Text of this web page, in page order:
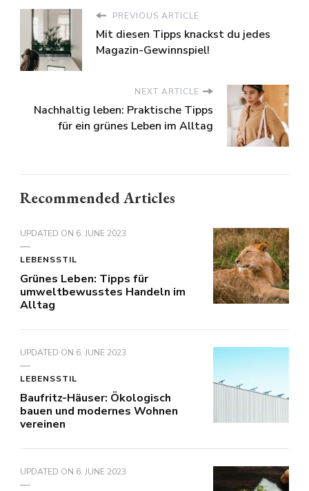
PREVIOUS ARTICLE
Mit diesen Tipps knackst du jedes
Magazin-Gewinnspiel!
NEXT ARTICLE
Nachhaltig leben: Praktische Tipps
für ein grünes Leben im Alltag
Recommended Articles
UPDATED ON 6. JUNE 2023
LEBENSSTIL
Grünes Leben: Tipps für
umweltbewusstes Handeln im
Alltag
UPDATED ON 6. JUNE 2023
LEBENSSTIL
Baufritz-Häuser: Ökologisch
bauen und modernes Wohnen
vereinen
UPDATED ON 6. JUNE 2023